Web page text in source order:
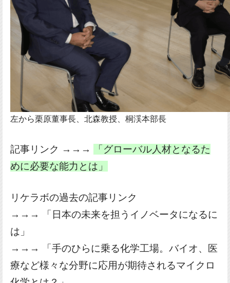
左から栗原董事長、北森教授、桐渓本部長
記事リンク →→→
「グローバル人材となるた
めに必要な能力とは」
リケラボの過去の記事リンク
→→→
「日本の未来を担うイノベータになるに
は」
→→→
「手のひらに乗る化学工場。バイオ、医
療など様々な分野に応用が期待されるマイクロ